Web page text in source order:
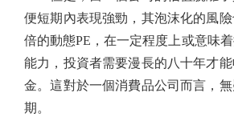
便短期內表現強勁，其泡沫化的風
倍的動態PE，在一定程度上或意味
能力，投資者需要漫長的八十年才
金。這對於一個消費品公司而言，
期。